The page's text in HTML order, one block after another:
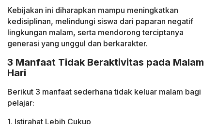
Kebijakan ini diharapkan mampu meningkatkan
kedisiplinan, melindungi siswa dari paparan negatif
lingkungan malam, serta mendorong terciptanya
generasi yang unggul dan berkarakter.
3 Manfaat Tidak Beraktivitas pada Malam
Hari
Berikut 3 manfaat sederhana tidak keluar malam bagi
pelajar:
1. Istirahat Lebih Cukup